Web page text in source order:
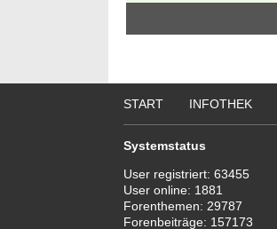
START INFOTHEK
Systemstatus
User registriert: 63455
User online: 1881
Forenthemen: 29787
Forenbeiträge: 157173